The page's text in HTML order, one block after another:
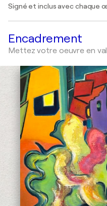
Signé et inclus avec chaque
Encadrement
Mettez votre oeuvre en